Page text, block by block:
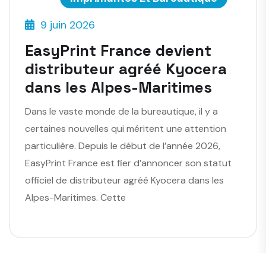
9 juin 2026
EasyPrint France devient
distributeur agréé Kyocera
dans les Alpes-Maritimes
Dans le vaste monde de la bureautique, il y a
certaines nouvelles qui méritent une attention
particulière. Depuis le début de l’année 2026,
EasyPrint France est fier d’annoncer son statut
officiel de distributeur agréé Kyocera dans les
Alpes-Maritimes. Cette